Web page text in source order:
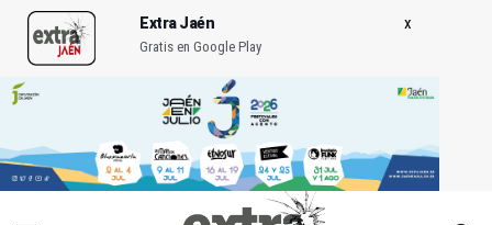
Extra Jaén
Gratis en Google Play